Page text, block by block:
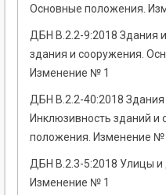
Основные положения.
ДБН В.2.2-9:2018 Здания
здания и сооружения.
Изменение № 1
ДБН В.2.2-40:2018 Здания
Инклюзивность зданий и
положения. Изменение №
ДБН В.2.3-5:2018 Улицы и
Изменение № 1